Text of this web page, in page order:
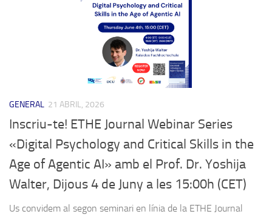
GENERAL 21 ABRIL, 2026
Inscriu-te! ETHE Journal Webinar Series
«Digital Psychology and Critical Skills in the
Age of Agentic AI» amb el Prof. Dr. Yoshija
Walter, Dijous 4 de Juny a les 15:00h (CET)
Us convidem al segon seminari en línia de la ETHE Journal